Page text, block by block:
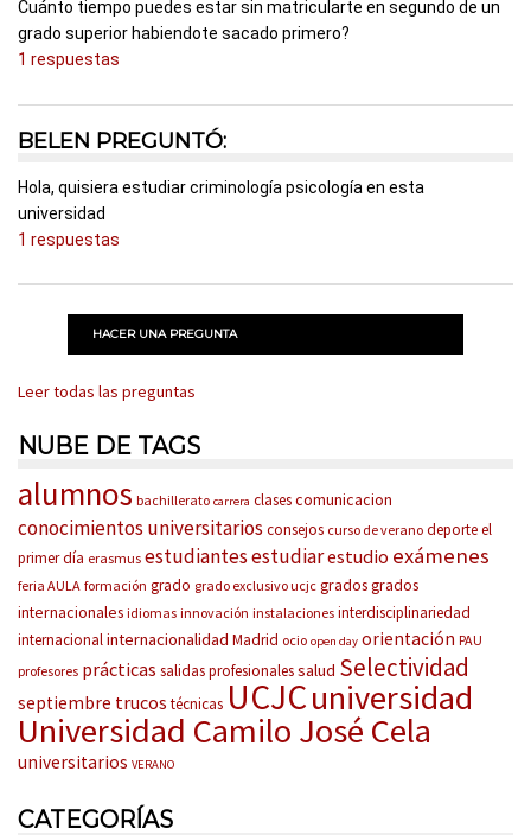
Cuánto tiempo puedes estar sin matricularte en segundo de un
grado superior habiendote sacado primero?
1 respuestas
BELEN PREGUNTÓ:
Hola, quisiera estudiar criminología psicología en esta
universidad
1 respuestas
HACER UNA PREGUNTA
Leer todas las preguntas
NUBE DE TAGS
alumnos bachillerato carrera clasescomunicacion
conocimientos universitariosconsejos curso de verano deporteel
primer día erasmus estudiantesestudiarestudio exámenes
feria AULA formación grado grado exclusivo ucjc gradosgrados
internacionales idiomas innovación instalaciones interdisciplinariedad
internacionalinternacionalidad Madrid ocio open day orientación PAU
profesores prácticas salidas profesionalessalud Selectividad
septiembre trucos técnicas UCJCuniversidad
Universidad Camilo José Cela
universitarios VERANO
CATEGORÍAS